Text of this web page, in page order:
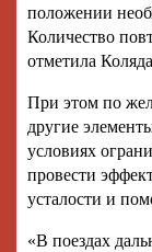
положении
Количество
отметила
При этом по
другие
условиях
провести
усталости и
«В поездах